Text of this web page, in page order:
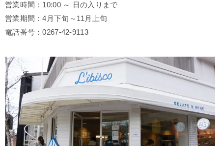
営業時間：10:00 ～ 日の入りまで
営業期間：4月下旬～11月上旬
電話番号：0267-42-9113